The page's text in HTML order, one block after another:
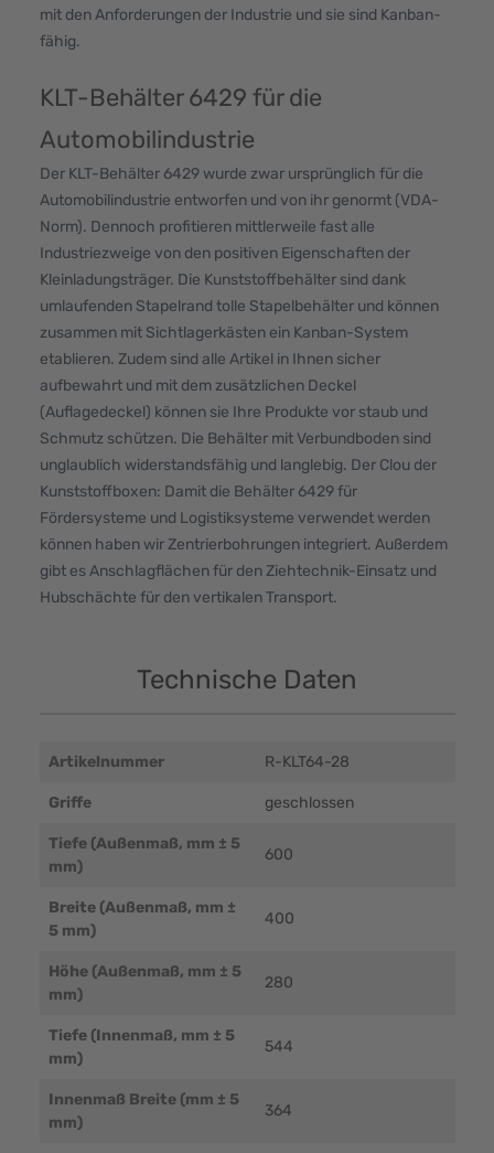
mit den Anforderungen der Industrie und sie sind Kanban-
fähig.
KLT-Behälter 6429 für die
Automobilindustrie
Der KLT-Behälter 6429 wurde zwar ursprünglich für die
Automobilindustrie entworfen und von ihr genormt (VDA-
Norm). Dennoch profitieren mittlerweile fast alle
Industriezweige von den positiven Eigenschaften der
Kleinladungsträger. Die Kunststoffbehälter sind dank
umlaufenden Stapelrand tolle Stapelbehälter und können
zusammen mit Sichtlagerkästen ein Kanban-System
etablieren. Zudem sind alle Artikel in Ihnen sicher
aufbewahrt und mit dem zusätzlichen Deckel
(Auflagedeckel) können sie Ihre Produkte vor staub und
Schmutz schützen. Die Behälter mit Verbundboden sind
unglaublich widerstandsfähig und langlebig. Der Clou der
Kunststoffboxen: Damit die Behälter 6429 für
Fördersysteme und Logistiksysteme verwendet werden
können haben wir Zentrierbohrungen integriert. Außerdem
gibt es Anschlagflächen für den Ziehtechnik-Einsatz und
Hubschächte für den vertikalen Transport.
Technische Daten
Artikelnummer R-KLT64-28
Griffe geschlossen
Tiefe (Außenmaß, mm ± 5
mm)
600
Breite (Außenmaß, mm ±
5 mm)
400
Höhe (Außenmaß, mm ± 5
mm)
280
Tiefe (Innenmaß, mm ± 5
mm)
544
Innenmaß Breite (mm ± 5
mm)
364